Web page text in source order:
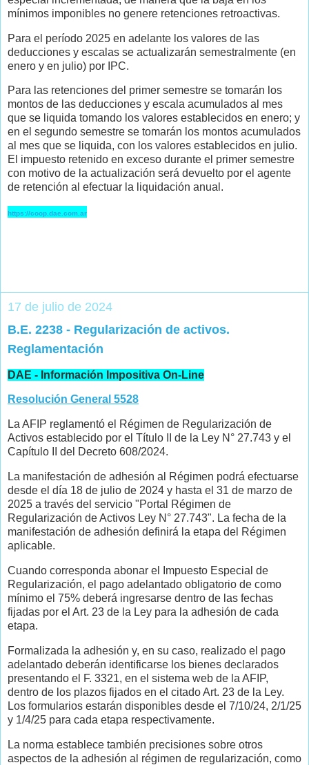
mínimos imponibles no genere retenciones retroactivas.
Para el período 2025 en adelante los valores de las
deducciones y escalas se actualizarán semestralmente (en
enero y en julio) por IPC.
Para las retenciones del primer semestre se tomarán los
montos de las deducciones y escala acumulados al mes
que se liquida tomando los valores establecidos en enero; y
en el segundo semestre se tomarán los montos acumulados
al mes que se liquida, con los valores establecidos en julio.
El impuesto retenido en exceso durante el primer semestre
con motivo de la actualización será devuelto por el agente
de retención al efectuar la liquidación anual.
https://coop.dae.com.ar
17 de julio de 2024
B.E. 2238 - Regularización de activos.
Reglamentación
DAE - Información Impositiva On-Line
Resolución General 5528
La AFIP reglamentó el Régimen de Regularización de
Activos establecido por el Título II de la Ley N° 27.743 y el
Capítulo II del Decreto 608/2024.
La manifestación de adhesión al Régimen podrá efectuarse
desde el día 18 de julio de 2024 y hasta el 31 de marzo de
2025 a través del servicio "Portal Régimen de
Regularización de Activos Ley N° 27.743". La fecha de la
manifestación de adhesión definirá la etapa del Régimen
aplicable.
Cuando corresponda abonar el Impuesto Especial de
Regularización, el pago adelantado obligatorio de como
mínimo el 75% deberá ingresarse dentro de las fechas
fijadas por el Art. 23 de la Ley para la adhesión de cada
etapa.
Formalizada la adhesión y, en su caso, realizado el pago
adelantado deberán identificarse los bienes declarados
presentando el F. 3321, en el sistema web de la AFIP,
dentro de los plazos fijados en el citado Art. 23 de la Ley.
Los formularios estarán disponibles desde el 7/10/24, 2/1/25
y 1/4/25 para cada etapa respectivamente.
La norma establece también precisiones sobre otros
aspectos de la adhesión al régimen de regularización, como